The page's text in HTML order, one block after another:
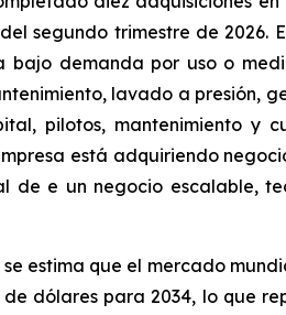
segundo trimestre de
bajo demanda por uso o
lavado a presión,
pilotos, mantenimiento y
está adquiriendo
de e un negocio escalable,
se estima que el mercado
de dólares para 2034, lo que